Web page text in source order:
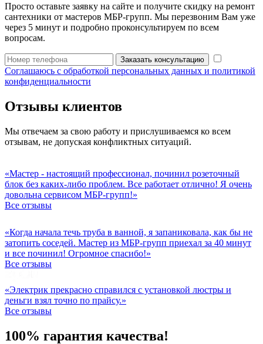
Просто оставьте заявку на сайте и получите скидку на ремонт
сантехники от мастеров МБР-групп. Мы перезвоним Вам уже
через 5 минут и подробно проконсультируем по всем
вопросам.
Заказать консультацию
Соглашаюсь с обработкой персональных данных и политикой
конфиденциальности
Отзывы клиентов
Мы отвечаем за свою работу и прислушиваемся ко всем
отзывам, не допуская конфликтных ситуаций.
«Мастер - настоящий профессионал, починил розеточный
блок без каких-либо проблем. Все работает отлично! Я очень
довольна сервисом МБР-групп!»
Все отзывы
«Когда начала течь труба в ванной, я запаниковала, как бы не
затопить соседей. Мастер из МБР-групп приехал за 40 минут
и все починил! Огромное спасибо!»
Все отзывы
«Электрик прекрасно справился с установкой люстры и
деньги взял точно по прайсу.»
Все отзывы
100% гарантия качества!